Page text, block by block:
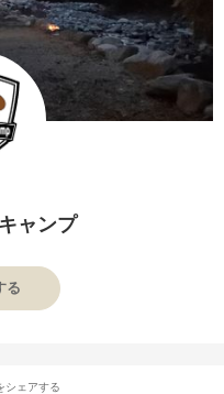
ャンプ
る
シェアする